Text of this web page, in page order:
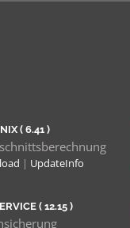
( 6.41 )
| UpdateInfo
( 12.15 )